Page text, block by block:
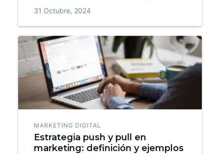
31 Octubre, 2024
MARKETING DIGITAL
Estrategia push y pull en
marketing: definición y ejemplos